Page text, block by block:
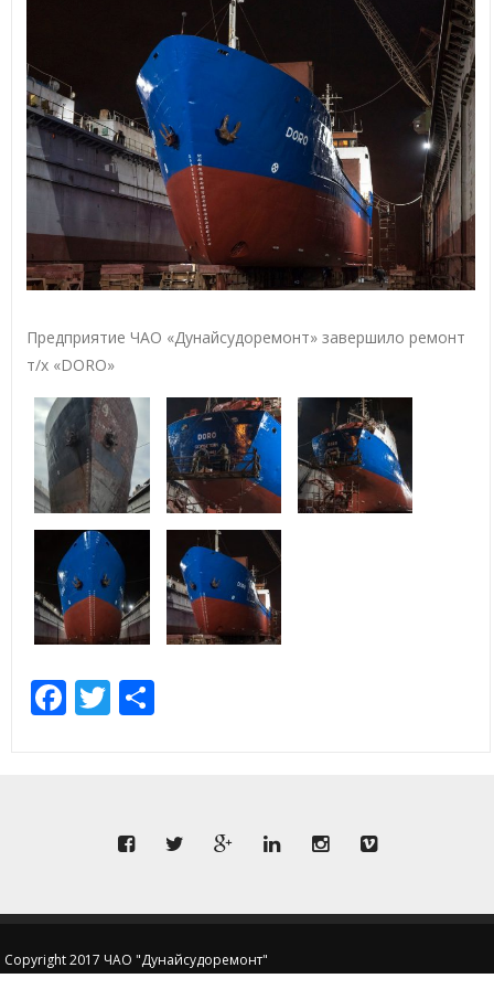
Предприятие ЧАО «Дунайсудоремонт» завершило ремонт
т/х «DORO»
Facebook
Twitter
Share
Copyright 2017 ЧАО "Дунайсудоремонт"